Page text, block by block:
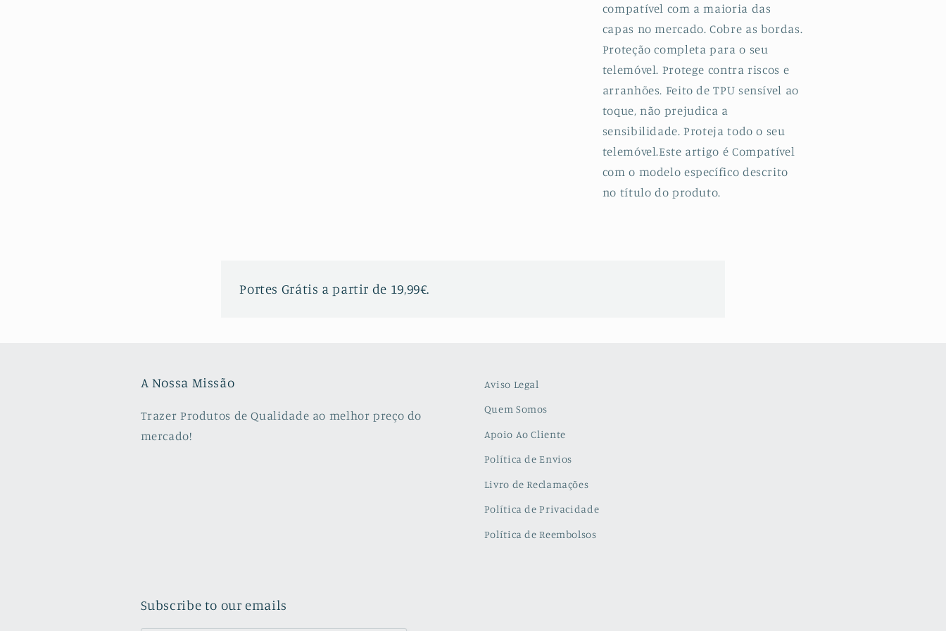
Galaxy
S20
Plus
5G
Galaxy
S20
Plus
compatível com a maioria das
capas no mercado. Cobre as bordas.
Proteção completa para o seu
telemóvel. Protege contra riscos e
arranhões. Feito de TPU sensível ao
toque, não prejudica a
sensibilidade. Proteja todo o seu
telemóvel.Este artigo é Compatível
com o modelo específico descrito
no título do produto.
Portes Grátis a partir de 19,99€.
A Nossa Missão
Trazer Produtos de Qualidade ao melhor preço do
mercado!
Aviso Legal
Quem Somos
Apoio Ao Cliente
Política de Envios
Livro de Reclamações
Política de Privacidade
Política de Reembolsos
Subscribe to our emails